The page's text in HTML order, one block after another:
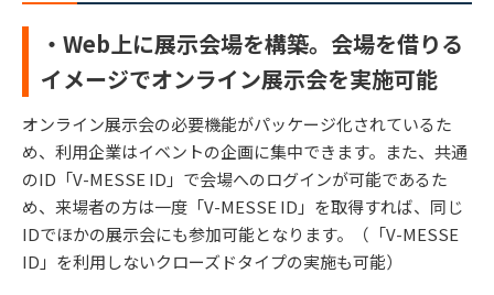
・Web上に展示会場を構築。会場を借りる
イメージでオンライン展示会を実施可能
オンライン展示会の必要機能がパッケージ化されているた
め、利用企業はイベントの企画に集中できます。また、共通
のID「V-MESSE ID」で会場へのログインが可能であるた
め、来場者の方は一度「V-MESSE ID」を取得すれば、同じ
IDでほかの展示会にも参加可能となります。（「V-MESSE
ID」を利用しないクローズドタイプの実施も可能）